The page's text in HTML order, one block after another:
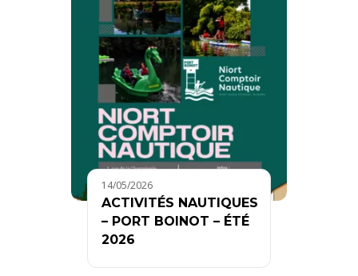
14/05/2026
ACTIVITÉS NAUTIQUES
– PORT BOINOT – ÉTÉ
2026